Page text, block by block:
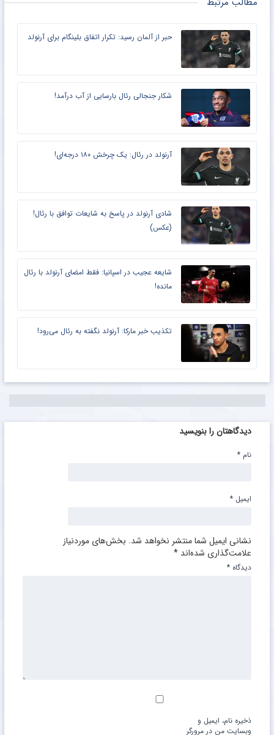
حبر از آلمان رسید: تکرار اتفاق بلینگام برای آرنولد
شکار جنجالی رئال بارسایی از آب درآمد!
آرنولد در رئال: یک چرخش ۱۸۰ درجه‌ای!
شادی آرنولد در پاسخ به شایعات توافق با رئال!
(عکس)
شایعه عجیب در اسپانیا: فقط امضای آرنولد با رئال
مانده!
تکذیب خبر مارکا: آرنولد نگفته به رئال می‌رود!‏
دیدگاهتان را بنویسید
نشانی ایمیل شما منتشر نخواهد شد. بخش‌های موردنیاز
علامت‌گذاری شده‌اند *
دیدگاه *
نام *
ایمیل *
ذخیره نام، ایمیل و
وبسایت من در مرورگر